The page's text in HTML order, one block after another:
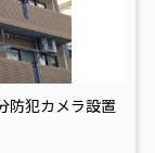
犯カメラ設置